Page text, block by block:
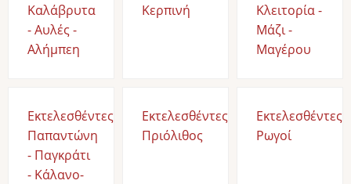
Καλάβρυτα
- Αυλές -
Αλήμπεη
Κερπινή
Κλειτορία -
Μάζι -
Μαγέρου
Εκτελεσθέντες
Παπαντώνη
- Παγκράτι
- Κάλανο-
Εκτελεσθέντες
Πριόλιθος
Εκτελεσθέντες
Ρωγοί